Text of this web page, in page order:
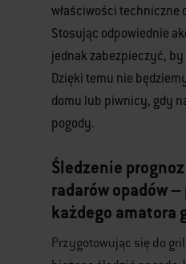
właściwości techniczne
Stosując odpowiednie
jednak zabezpieczyć,
Dzięki temu nie
domu lub piwnicy, gdy
pogody.
Śledzenie
radarów opadów
każdego amatora
Przygotowując się do